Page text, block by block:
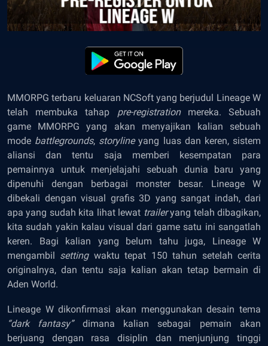
MMORPG terbaru keluaran NCSoft yang berjudul Lineage W
telah membuka tahap pre-registrationmereka. Sebuah
game MMORPG yang akan menyajikan kalian sebuah
mode battlegrounds, storylineyang luas dan keren, sistem
aliansi dan tentu saja memberi kesempatan para
pemainnya untuk menjelajahi sebuah dunia baru yang
dipenuhi dengan berbagai monster besar. Lineage W
dibekali dengan visual grafis 3D yang sangat indah, dari
apa yang sudah kita lihat lewat traileryang telah dibagikan,
kita sudah yakin kalau visual dari game satu ini sangatlah
keren. Bagi kalian yang belum tahu juga, Lineage W
mengambil settingwaktu tepat 150 tahun setelah cerita
originalnya, dan tentu saja kalian akan tetap bermain di
Aden World.
Lineage W dikonfirmasi akan menggunakan desain tema
“dark fantasy”dimana kalian sebagai pemain akan
berjuang dengan rasa disiplin dan menjunjung tinggi